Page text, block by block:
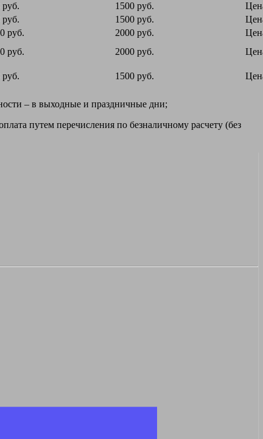
руб. 1500 руб.
руб. 1500 руб.
руб. 2000 руб.
руб. 2000 руб.
руб. 1500 руб.
– в выходные и праздничные дни;
путем перечисления по безналичному расчету (без